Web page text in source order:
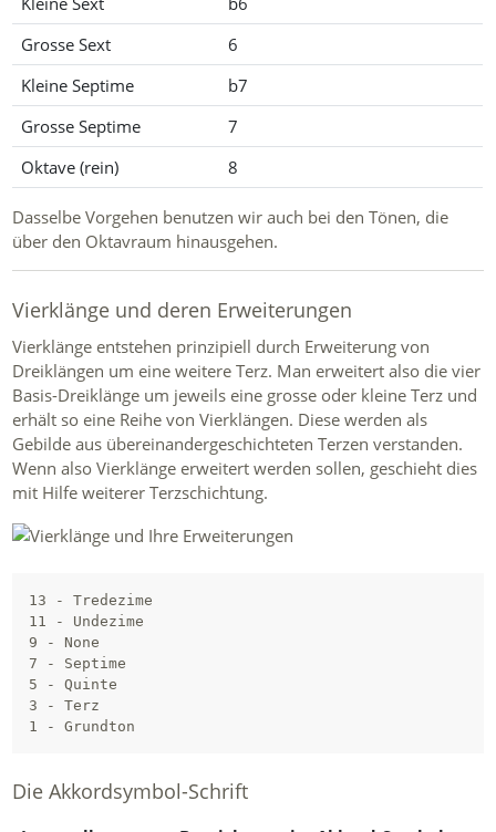
Grosse Sext
6
Kleine Septime
b7
Grosse Septime
7
Oktave (rein)
8
Dasselbe Vorgehen benutzen wir auch bei den Tönen, die
über den Oktavraum hinausgehen.
Vierklänge und deren Erweiterungen
Vierklänge entstehen prinzipiell durch Erweiterung von
Dreiklängen um eine weitere Terz. Man erweitert also die vier
Basis-Dreiklänge um jeweils eine grosse oder kleine Terz und
erhält so eine Reihe von Vierklängen. Diese werden als
Gebilde aus übereinandergeschichteten Terzen verstanden.
Wenn also Vierklänge erweitert werden sollen, geschieht dies
mit Hilfe weiterer Terzschichtung.
13 - Tredezime
11 - Undezime
9 - None
7 - Septime
5 - Quinte
3 - Terz
Die Akkordsymbol-Schrift